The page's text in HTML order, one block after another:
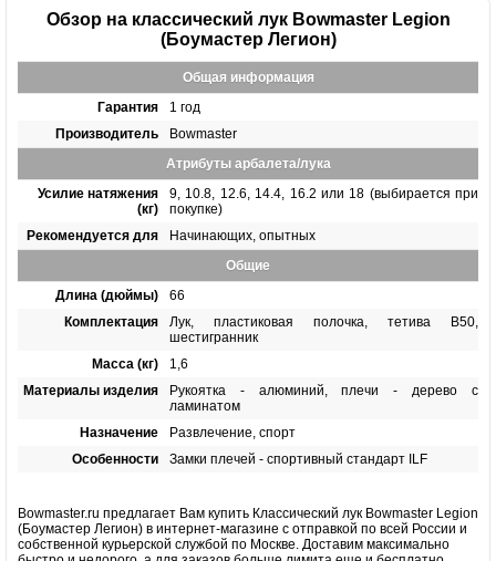
Обзор на классический лук Bowmaster Legion
(Боумастер Легион)
Общая информация
Гарантия
1 год
Производитель
Bowmaster
Атрибуты арбалета/лука
Усилие натяжения
(кг)
9, 10.8, 12.6, 14.4, 16.2 или 18 (выбирается при
покупке)
Рекомендуется для
Начинающих, опытных
Общие
Длина (дюймы)
66
Комплектация
Лук, пластиковая полочка, тетива В50,
шестигранник
Масса (кг)
1,6
Материалы изделия
Рукоятка - алюминий, плечи - дерево с
ламинатом
Назначение
Развлечение, спорт
Особенности
Замки плечей - спортивный стандарт ILF
Bowmaster.ru предлагает Вам купить Классический лук Bowmaster Legion
(Боумастер Легион) в интернет-магазине с отправкой по всей России и
собственной курьерской службой по Москве. Доставим максимально